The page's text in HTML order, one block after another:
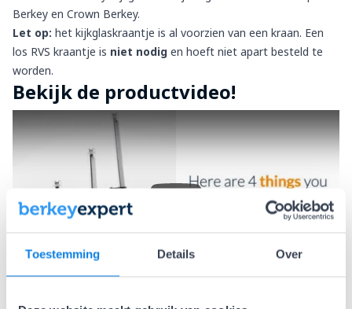
Toestemming Details Over
Berkey en Crown Berkey.
Let op: het kijkglaskraantje is al voorzien van een kraan. Een
los RVS kraantje is niet nodig en hoeft niet apart besteld te
worden.
Bekijk de productvideo!